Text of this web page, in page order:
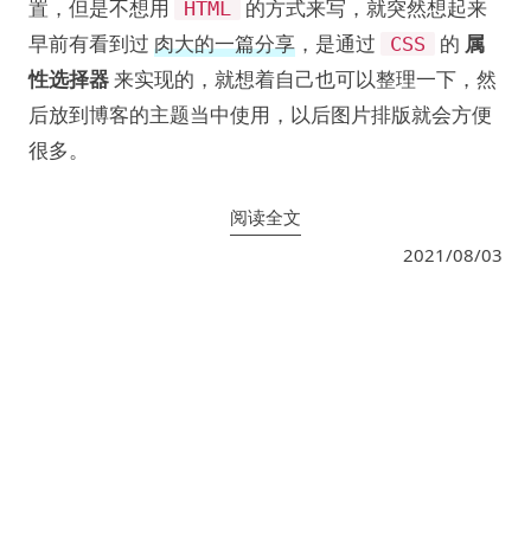
置，但是不想用 HTML
的方式来写，就突然想起来
早前有看到过 肉大的一篇分享，是通过 CSS 的 属
性选择器来实现的，就想着自己也可以整理一下，然
后放到博客的主题当中使用，以后图片排版就会方便
很多。
阅读全文
2021/08/03